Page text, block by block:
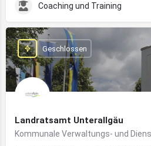
Coaching und Training
Landratsamt Unterallgäu
Geschlossen